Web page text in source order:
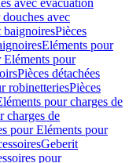
avec évacuation
avec
baignoiresPièces
Eléments pour
Eléments pour
Pièces détachées
robinetteriesPièces
pour charges de
charges de
pour Eléments pour
Geberit
pour